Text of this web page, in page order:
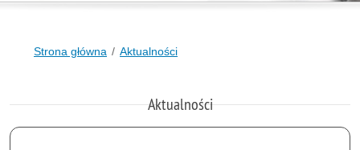
Strona główna Aktualności
Aktualności